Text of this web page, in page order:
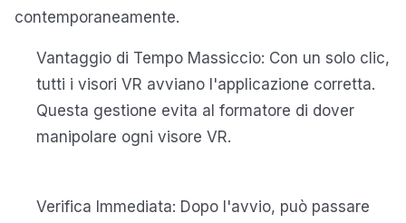
contemporaneamente.
Vantaggio di Tempo Massiccio: Con un solo clic,
tutti i visori VR avviano l'applicazione corretta.
Questa gestione evita al formatore di dover
manipolare ogni visore VR.
Verifica Immediata: Dopo l'avvio, può passare